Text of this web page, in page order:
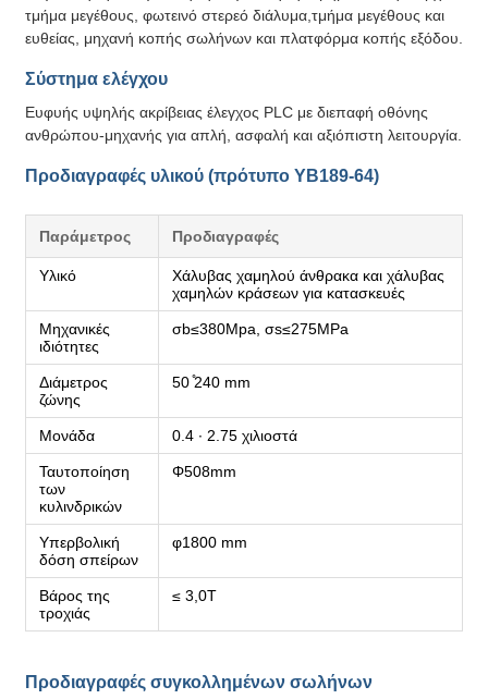
τμήμα μεγέθους, φωτεινό στερεό διάλυμα,τμήμα μεγέθους και
ευθείας, μηχανή κοπής σωλήνων και πλατφόρμα κοπής εξόδου.
Σύστημα ελέγχου
Ευφυής υψηλής ακρίβειας έλεγχος PLC με διεπαφή οθόνης
ανθρώπου-μηχανής για απλή, ασφαλή και αξιόπιστη λειτουργία.
Προδιαγραφές υλικού (πρότυπο YB189-64)
Παράμετρος Προδιαγραφές
Υλικό
Χάλυβας χαμηλού άνθρακα και χάλυβας
χαμηλών κράσεων για κατασκευές
Μηχανικές
ιδιότητες
σb≤380Mpa, σs≤275MPa
Διάμετρος
ζώνης
50 ̊240 mm
Μονάδα 0.4 ∙ 2.75 χιλιοστά
Ταυτοποίηση
των
κυλινδρικών
Φ508mm
Υπερβολική
δόση σπείρων
φ1800 mm
Βάρος της
τροχιάς
≤ 3,0T
Προδιαγραφές συγκολλημένων σωλήνων